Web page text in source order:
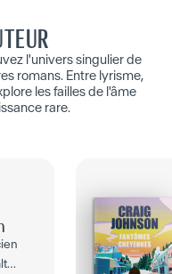
l'univers singulier de
romans. Entre lyrisme,
les failles de l'âme
rare.